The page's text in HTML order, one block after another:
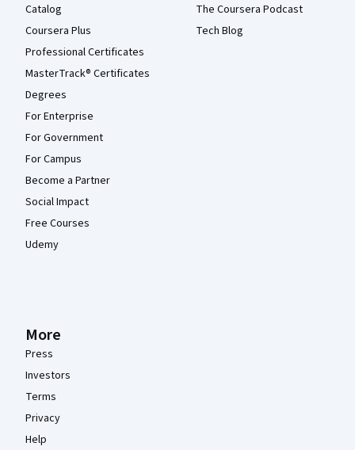
Catalog
Coursera Plus
Professional Certificates
MasterTrack® Certificates
Degrees
For Enterprise
For Government
For Campus
Become a Partner
Social Impact
Free Courses
Udemy
The Coursera Podcast
Tech Blog
More
Press
Investors
Terms
Privacy
Help